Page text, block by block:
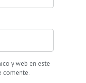
y web en este
comente.